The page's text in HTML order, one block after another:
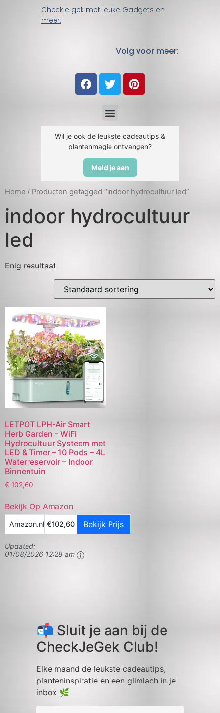
Checkje gek met leuke Gadgets en
meer.
Volg voor meer:
Wil je ook de leukste cadeautips &
plantenmagie ontvangen?
Meld je aan
Home / Producten getagged “indoor hydrocultuur led”
indoor hydrocultuur
led
Enig resultaat
LETPOT LPH-Air Smart
Herb Garden – WiFi
Hydrocultuur Systeem met
LED & Timer – 10 Pods – 4L
Waterreservoir – Indoor
Binnentuin
€ 102,60
Bekijk Op Amazon
Amazon.nl €102,60 Bekijk Prijs
Updated:
01/08/2026 12:28 am
📬 Sluit je aan bij de
CheckJeGek Club!
Elke maand de leukste cadeautips,
planteninspiratie en een glimlach in je
inbox 🌿